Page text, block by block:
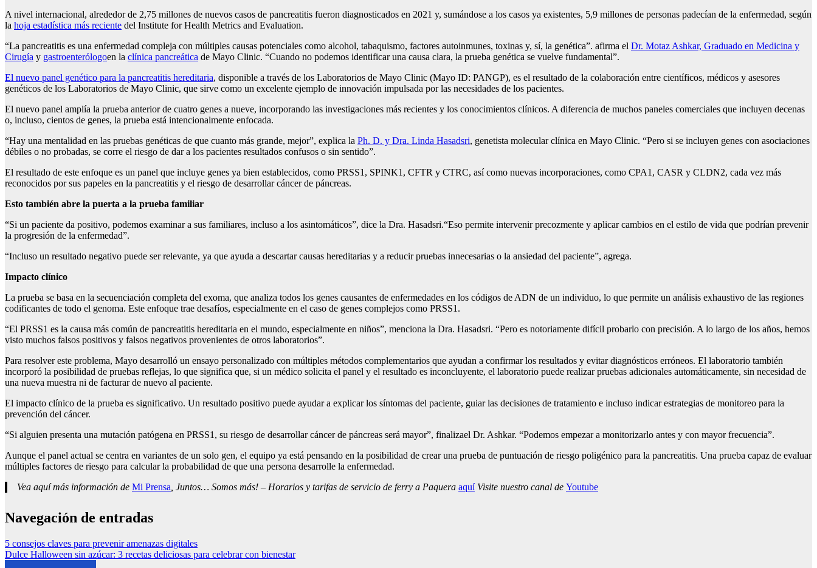
A nivel internacional, alrededor de 2,75 millones de nuevos casos de pancreatitis fueron diagnosticados en 2021 y, sumándose a los casos ya existentes, 5,9 millones de personas padecían de la enfermedad, según
la hoja estadística más reciente del Institute for Health Metrics and Evaluation.
“La pancreatitis es una enfermedad compleja con múltiples causas potenciales como alcohol, tabaquismo, factores autoinmunes, toxinas y, sí, la genética”. afirma el Dr. Motaz Ashkar, Graduado en Medicina y
Cirugía y gastroenterólogoen la clínica pancreática de Mayo Clinic. “Cuando no podemos identificar una causa clara, la prueba genética se vuelve fundamental”.
El nuevo panel genético para la pancreatitis hereditaria, disponible a través de los Laboratorios de Mayo Clinic (Mayo ID: PANGP), es el resultado de la colaboración entre científicos, médicos y asesores
genéticos de los Laboratorios de Mayo Clinic, que sirve como un excelente ejemplo de innovación impulsada por las necesidades de los pacientes.
El nuevo panel amplía la prueba anterior de cuatro genes a nueve, incorporando las investigaciones más recientes y los conocimientos clínicos. A diferencia de muchos paneles comerciales que incluyen decenas
o, incluso, cientos de genes, la prueba está intencionalmente enfocada.
“Hay una mentalidad en las pruebas genéticas de que cuanto más grande, mejor”, explica la Ph. D. y Dra. Linda Hasadsri, genetista molecular clínica en Mayo Clinic. “Pero si se incluyen genes con asociaciones
débiles o no probadas, se corre el riesgo de dar a los pacientes resultados confusos o sin sentido”.
El resultado de este enfoque es un panel que incluye genes ya bien establecidos, como PRSS1, SPINK1, CFTR y CTRC, así como nuevas incorporaciones, como CPA1, CASR y CLDN2, cada vez más
reconocidos por sus papeles en la pancreatitis y el riesgo de desarrollar cáncer de páncreas.
Esto también abre la puerta a la prueba familiar
“Si un paciente da positivo, podemos examinar a sus familiares, incluso a los asintomáticos”, dice la Dra. Hasadsri.“Eso permite intervenir precozmente y aplicar cambios en el estilo de vida que podrían prevenir
la progresión de la enfermedad”.
“Incluso un resultado negativo puede ser relevante, ya que ayuda a descartar causas hereditarias y a reducir pruebas innecesarias o la ansiedad del paciente”, agrega.
Impacto clínico
La prueba se basa en la secuenciación completa del exoma, que analiza todos los genes causantes de enfermedades en los códigos de ADN de un individuo, lo que permite un análisis exhaustivo de las regiones
codificantes de todo el genoma. Este enfoque trae desafíos, especialmente en el caso de genes complejos como PRSS1.
“El PRSS1 es la causa más común de pancreatitis hereditaria en el mundo, especialmente en niños”, menciona la Dra. Hasadsri. “Pero es notoriamente difícil probarlo con precisión. A lo largo de los años, hemos
visto muchos falsos positivos y falsos negativos provenientes de otros laboratorios”.
Para resolver este problema, Mayo desarrolló un ensayo personalizado con múltiples métodos complementarios que ayudan a confirmar los resultados y evitar diagnósticos erróneos. El laboratorio también
incorporó la posibilidad de pruebas reflejas, lo que significa que, si un médico solicita el panel y el resultado es inconcluyente, el laboratorio puede realizar pruebas adicionales automáticamente, sin necesidad de
una nueva muestra ni de facturar de nuevo al paciente.
El impacto clínico de la prueba es significativo. Un resultado positivo puede ayudar a explicar los síntomas del paciente, guiar las decisiones de tratamiento e incluso indicar estrategias de monitoreo para la
prevención del cáncer.
“Si alguien presenta una mutación patógena en PRSS1, su riesgo de desarrollar cáncer de páncreas será mayor”, finalizael Dr. Ashkar. “Podemos empezar a monitorizarlo antes y con mayor frecuencia”.
Aunque el panel actual se centra en variantes de un solo gen, el equipo ya está pensando en la posibilidad de crear una prueba de puntuación de riesgo poligénico para la pancreatitis. Una prueba capaz de evaluar
múltiples factores de riesgo para calcular la probabilidad de que una persona desarrolle la enfermedad.
Vea aquí más información de Mi Prensa, Juntos… Somos más! – Horarios y tarifas de servicio de ferry a Paquera aquíVisite nuestro canal de Youtube
Navegación de entradas
5 consejos claves para prevenir amenazas digitales
Dulce Halloween sin azúcar: 3 recetas deliciosas para celebrar con bienestar